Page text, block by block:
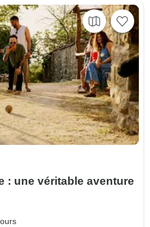
: une véritable aventure